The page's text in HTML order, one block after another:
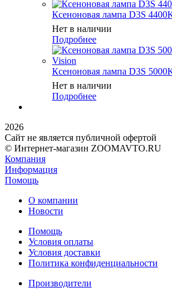
Ксеноновая лампа D3S
Нет в наличии
Подробнее
Ксеноновая лампа D3S
Нет в наличии
Подробнее
2026
Сайт не является публичной офертой
© Интернет-магазин ZOOMAVTO.RU
Компания
Информация
Помощь
О компании
Новости
Помощь
Условия оплаты
Условия доставки
Политика конфиденциальности
Производители